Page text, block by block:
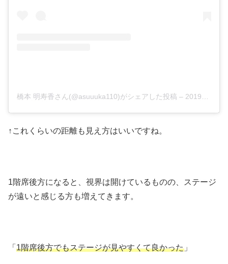
橋本 明寿香さん(@asuuuka110)がシェアした投稿 – 2019年 9月月9日午後4時55分PDT
↑これくらいの距離も見え方はいいですね。
1階席後方になると、視界は開けているものの、ステージ
が遠いと感じる方も増えてきます。
「 1階席後方でもステージが見やすくて良かった 」